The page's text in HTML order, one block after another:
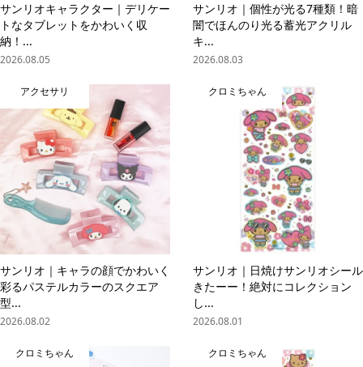
サンリオキャラクター｜デリケー
トなタブレットをかわいく収
納！...
2026.08.05
サンリオ｜個性が光る7種類！暗
闇でほんのり光る蓄光アクリル
キ...
2026.08.03
アクセサリ
サンリオ｜キャラの顔でかわいく
彩るパステルカラーのスクエア
型...
2026.08.02
クロミちゃん
サンリオ｜日焼けサンリオシール
きたーー！絶対にコレクション
し...
2026.08.01
クロミちゃん クロミちゃん